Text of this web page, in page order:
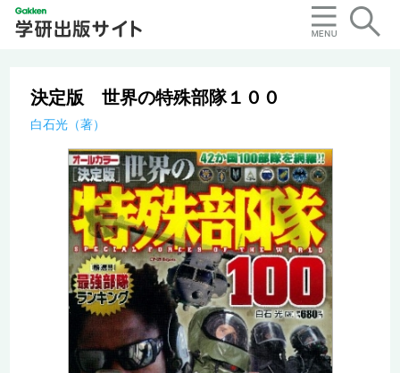
決定版 世界の特殊部隊１００
白石光（著）